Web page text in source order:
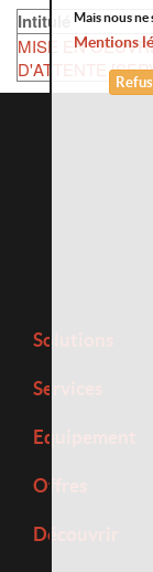
Intitulé
MISE EN
D'ATTENTE
Solutions
Services
Equipement
Offres
Découvrir
Mais nous ne
Mentions